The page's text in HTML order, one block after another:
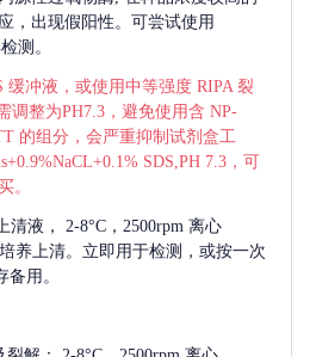
，出现假阳性。可尝试使用
测。
缓冲液，或使用中等强度 RIPA 裂
调整为PH7.3，避免使用含 NP-
的组分，会严重抑制试剂盒工
SDS,PH 7.3，可
。
清液，
2-8°C，2500rpm 离心
养上清。立即用于检测，或按一次
用。